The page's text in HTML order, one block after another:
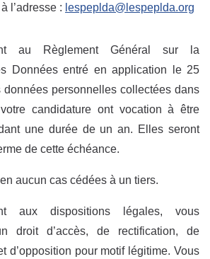
l’adresse : lespeplda@lespeplda.org
au Règlement Général sur la
Données entré en application le 25
données personnelles collectées dans
candidature ont vocation à être
une durée de un an. Elles seront
de cette échéance.
aucun cas cédées à un tiers.
aux dispositions légales, vous
droit d’accès, de rectification, de
d’opposition pour motif légitime. Vous